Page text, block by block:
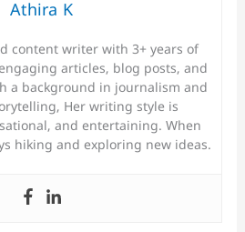
Athira K
content writer with 3+ years of
articles, blog posts, and
a background in journalism and
Her writing style is
and entertaining. When
hiking and exploring new ideas.